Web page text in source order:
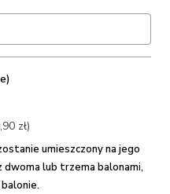
zł)
umieszczony na jego
lub trzema balonami,